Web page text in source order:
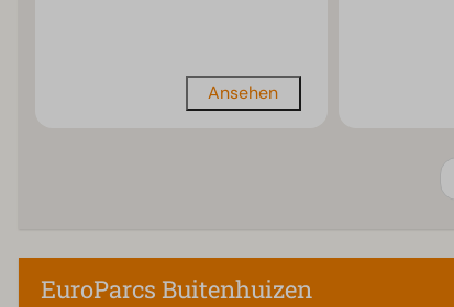
Ansehen
EuroParcs Buitenhuizen